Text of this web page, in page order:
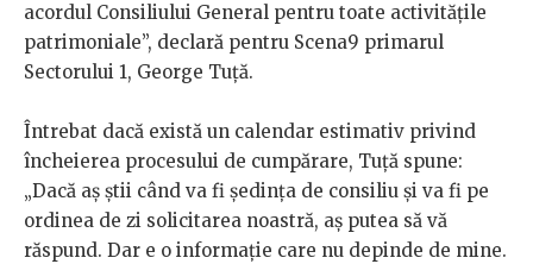
acordul Consiliului General pentru toate activitățile
patrimoniale”, declară pentru Scena9 primarul
Sectorului 1, George Tuță.
Întrebat dacă există un calendar estimativ privind
încheierea procesului de cumpărare, Tuță spune:
„Dacă aș știi când va fi ședința de consiliu și va fi pe
ordinea de zi solicitarea noastră, aș putea să vă
răspund. Dar e o informație care nu depinde de mine.